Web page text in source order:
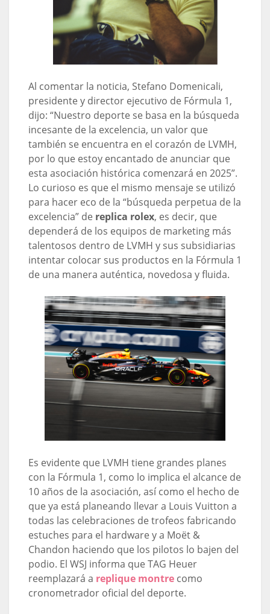
Al comentar la noticia, Stefano Domenicali,
presidente y director ejecutivo de Fórmula 1,
dijo: “Nuestro deporte se basa en la búsqueda
incesante de la excelencia, un valor que
también se encuentra en el corazón de LVMH,
por lo que estoy encantado de anunciar que
esta asociación histórica comenzará en 2025”.
Lo curioso es que el mismo mensaje se utilizó
para hacer eco de la “búsqueda perpetua de la
excelencia” de replica rolex, es decir, que
dependerá de los equipos de marketing más
talentosos dentro de LVMH y sus subsidiarias
intentar colocar sus productos en la Fórmula 1
de una manera auténtica, novedosa y fluida.
Es evidente que LVMH tiene grandes planes
con la Fórmula 1, como lo implica el alcance de
10 años de la asociación, así como el hecho de
que ya está planeando llevar a Louis Vuitton a
todas las celebraciones de trofeos fabricando
estuches para el hardware y a Moët &
Chandon haciendo que los pilotos lo bajen del
podio. El WSJ informa que TAG Heuer
reemplazará a replique montrecomo
cronometrador oficial del deporte.